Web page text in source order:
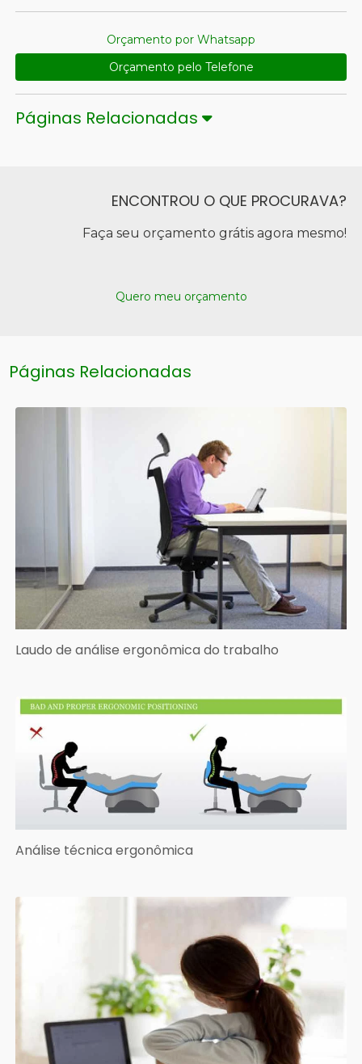
Orçamento por Whatsapp
Orçamento pelo Telefone
Páginas Relacionadas
ENCONTROU O QUE PROCURAVA?
Faça seu orçamento grátis agora mesmo!
Quero meu orçamento
Páginas Relacionadas
Laudo de análise ergonômica do trabalho
Análise técnica ergonômica